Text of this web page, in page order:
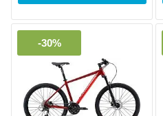
-30%